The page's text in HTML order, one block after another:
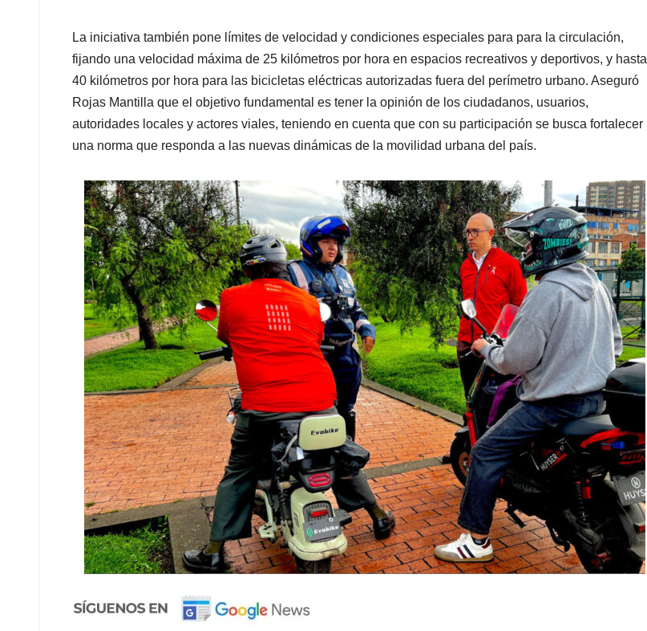
La iniciativa también pone límites de velocidad y condiciones especiales para para la circulación,
fijando una velocidad máxima de 25 kilómetros por hora en espacios recreativos y deportivos, y hasta
40 kilómetros por hora para las bicicletas eléctricas autorizadas fuera del perímetro urbano. Aseguró
Rojas Mantilla que el objetivo fundamental es tener la opinión de los ciudadanos, usuarios,
autoridades locales y actores viales, teniendo en cuenta que con su participación se busca fortalecer
una norma que responda a las nuevas dinámicas de la movilidad urbana del país.